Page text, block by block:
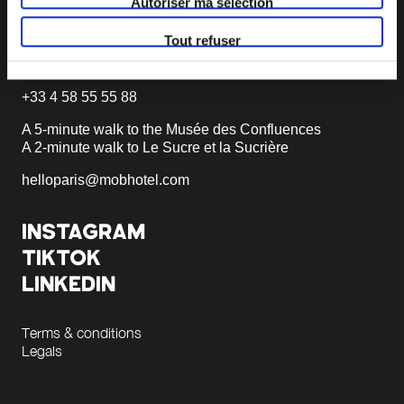
Tout refuser
55 quai Rambaud
69 002 LYON
+33 4 58 55 55 88
A 5-minute walk to the Musée des Confluences
A 2-minute walk to Le Sucre et la Sucrière
helloparis@mobhotel.com
INSTAGRAM
TIKTOK
LINKEDIN
Terms & conditions
Legals